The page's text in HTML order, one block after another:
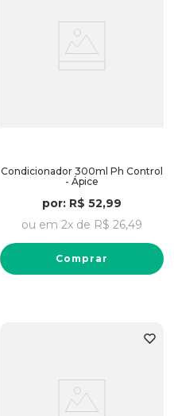
Condicionador 300ml Ph Control
- Ápice
por: R$ 52,99
ou em 2x de R$ 26,49
Comprar